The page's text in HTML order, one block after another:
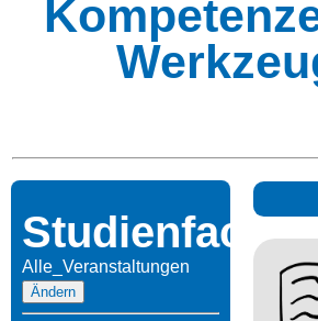
Studienfach:
Alle_Veranstaltungen